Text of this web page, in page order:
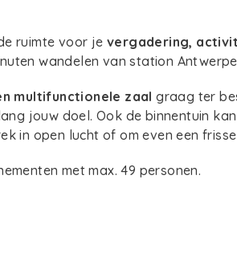
ruimte voor jevergadering,
wandelen van station
multifunctionele zaal graag ter
jouw doel. Ook de binnentuin
in open lucht of om even een
met max. 49 personen.